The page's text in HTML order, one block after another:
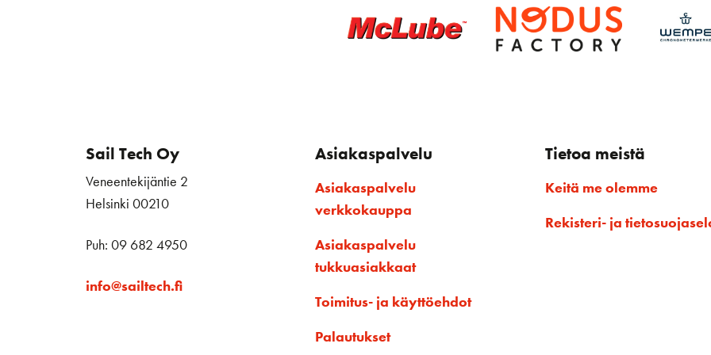
Sail Tech Oy
Veneentekijäntie 2
Helsinki 00210
Puh: 09 682 4950
info@sailtech.fi
Asiakaspalvelu
Asiakaspalvelu
verkkokauppa
Asiakaspalvelu
tukkuasiakkaat
Toimitus- ja käyttöehdot
Palautukset
Tietoa meistä
Keitä me olemme
Rekisteri- ja